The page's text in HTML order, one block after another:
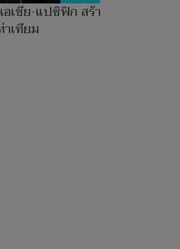
เชีย-แปซิฟิก สร้าง AI
เทียม